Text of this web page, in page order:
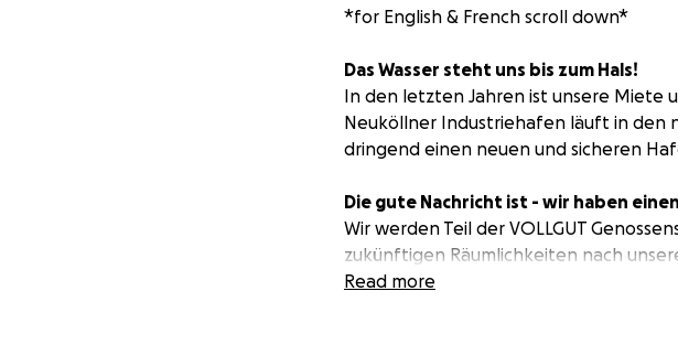
*for English & French scroll down*
Das Wasser steht uns bis zum Hals!
In den letzten Jahren ist unsere Miete
Neuköllner Industriehafen läuft in den
dringend einen neuen und sicheren
Die gute Nachricht ist - wir haben
Wir werden Teil der VOLLGUT
zukünftigen Räumlichkeiten nach
Kiez das dortige Kulturleben
Read more